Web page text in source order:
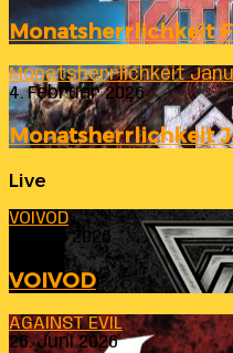
Monatsherrlichkeit
Monatsherrlichkeit
4. Februar 2026
Monatsherrlichkeit
Live
VOIVOD
23. Juli 2026
VOIVOD
AGAINST EVIL
26. Juni 2026